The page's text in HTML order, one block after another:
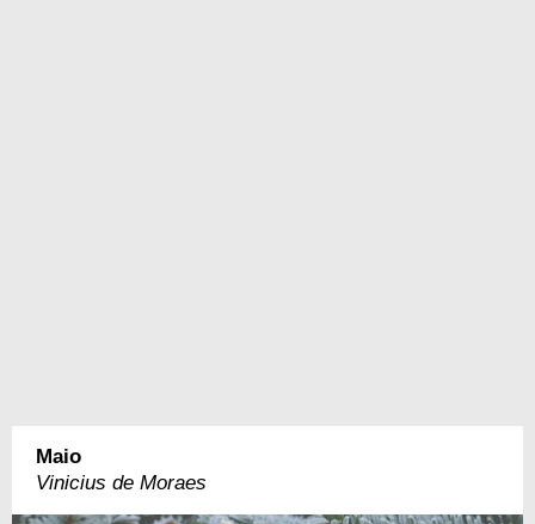
Maio
Vinicius de Moraes